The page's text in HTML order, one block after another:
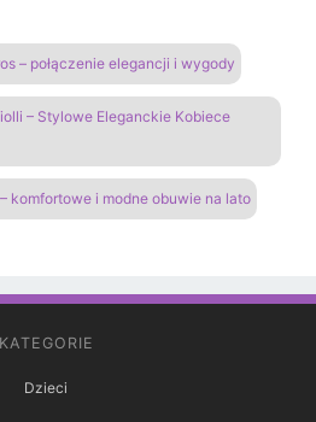
– połączenie elegancji i wygody
– Stylowe Eleganckie Kobiece
komfortowe i modne obuwie na lato
KATEGORIE
Dzieci